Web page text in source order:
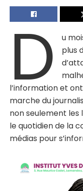
D
u
plus
l’information et
marche du
non seulement les
le quotidien de la
médias pour